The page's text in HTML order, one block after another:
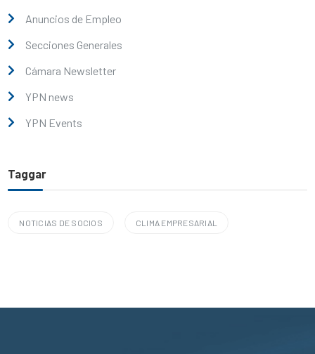
Anuncios de Empleo
Secciones Generales
Cámara Newsletter
YPN news
YPN Events
Taggar
NOTICIAS DE SOCIOS CLIMA EMPRESARIAL